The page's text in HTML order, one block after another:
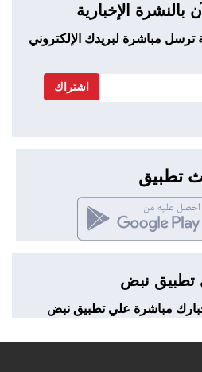
بالنشرة الإخبارية
ترسل مباشرة لبريدك الإلكتروني
اشتراك
تطبيق
تطبيق نبض
مباشرة علي تطبيق نبض